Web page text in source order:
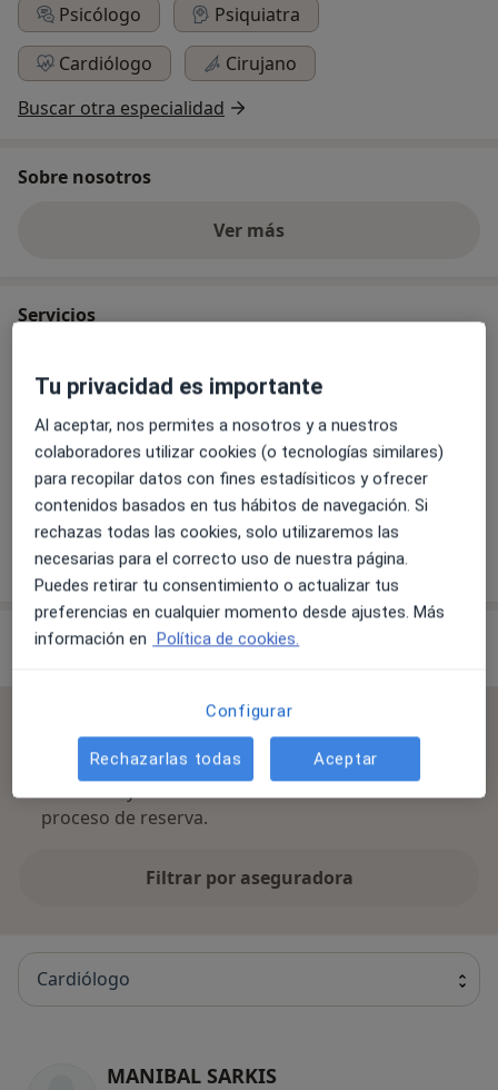
Psicólogo
Psiquiatra
Cardiólogo
Cirujano
Buscar otra especialidad
Sobre nosotros
Ver más
Servicios
Aparato Digestivo
Visita Aparato Digestivo
¿Cómo funcionan los precios?
Especialistas & aseguradoras
Se aceptan aseguradoras
La cobertura varía en función del especialista, la
proceso de reserva.
Filtrar por aseguradora
Cardiólogo
MANIBAL SARKIS
Tu privacidad es importante
Al aceptar, nos permites a nosotros y a nuestros
colaboradores utilizar cookies (o tecnologías similares)
para recopilar datos con fines estadísiticos y ofrecer
contenidos basados en tus hábitos de navegación. Si
rechazas todas las cookies, solo utilizaremos las
necesarias para el correcto uso de nuestra página.
Puedes retirar tu consentimiento o actualizar tus
preferencias en cualquier momento desde ajustes. Más
información en Política de cookies.
Configurar
Rechazarlas todas Aceptar